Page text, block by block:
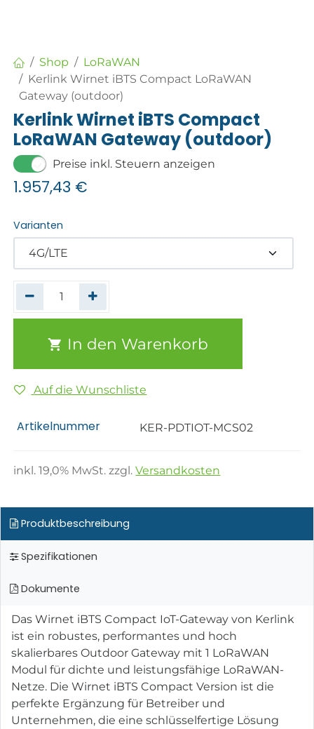
Shop
LoRaWAN
Kerlink Wirnet iBTS Compact LoRaWAN
Gateway (outdoor)
Kerlink Wirnet iBTS Compact
LoRaWAN Gateway (outdoor)
Preise inkl. Steuern anzeigen
1.957,43 €
Varianten
In den Warenkorb
Auf die Wunschliste
Artikelnummer KER-PDTIOT-MCS02
inkl.19,0% MwSt. zzgl.Versandkosten
Produktbeschreibung
Spezifikationen
Dokumente
Das Wirnet iBTS Compact IoT-Gateway von Kerlink
ist ein robustes, performantes und hoch
skalierbares Outdoor Gateway mit 1 LoRaWAN
Modul für dichte und leistungsfähige LoRaWAN-
Netze. Die Wirnet iBTS Compact Version ist die
perfekte Ergänzung für Betreiber und
Unternehmen, die eine schlüsselfertige Lösung